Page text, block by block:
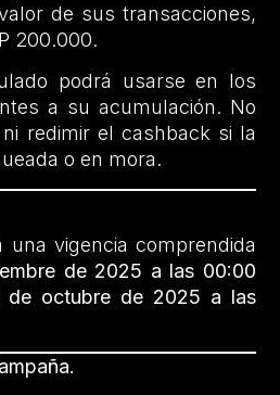
de sus transacciones,
200.000.
podrá usarse en los
a su acumulación. No
redimir el cashback si la
o en mora.
una vigencia comprendida
de 2025 a las 00:00
octubre de 2025 a las